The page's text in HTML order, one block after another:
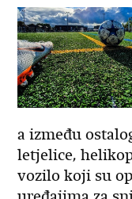
a između
letjelice,
vozilo koji su